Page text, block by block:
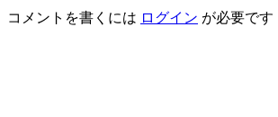
コメントを書くには ログイン が必要です